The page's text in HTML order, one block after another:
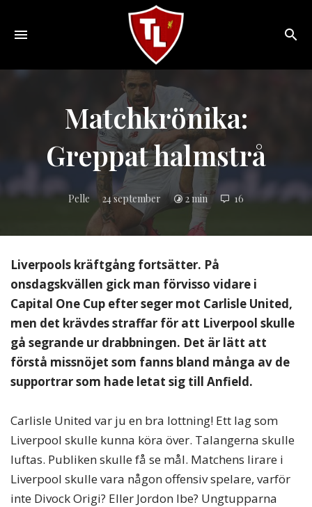
Sveriges
största
Liverpool
online
magazine!
Matchkrönika:
Greppat halmstrå
Pelle 24 september 2 min 16
Liverpools kräftgång fortsätter. På
onsdagskvällen gick man förvisso vidare i
Capital One Cup efter seger mot Carlisle United,
men det krävdes straffar för att Liverpool skulle
gå segrande ur drabbningen. Det är lätt att
förstå missnöjet som fanns bland många av de
supportrar som hade letat sig till Anfield.
Carlisle United var ju en bra lottning! Ett lag som
Liverpool skulle kunna köra över. Talangerna skulle
luftas. Publiken skulle få se mål. Matchens lirare i
Liverpool skulle vara någon offensiv spelare, varför
inte Divock Origi? Eller Jordon Ibe? Ungtupparna